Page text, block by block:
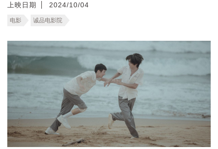
上映日期
2024/10/04
电影 诚品电影院